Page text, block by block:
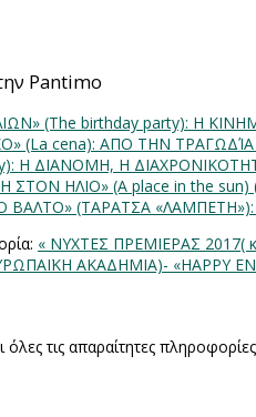
Pantimo
(The birthday party): H
(La cena): ΑΠΟ ΤΗΝ
Η ΔΙΑΝΟΜΗ, Η
ΣΤΟΝ ΗΛΙΟ» (Α place in the
ΒΑΛΤΟ» (ΤΑΡΑΤΣΑ
« ΝΥΧΤΕΣ ΠΡΕΜΙΕΡΑΣ 2017(
ΑΚΑΔΗΜΙΑ)- «HAPPY
όλες τις απαραίτητες